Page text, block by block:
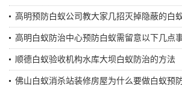
高明预防白蚁公司教大家几招灭掉隐蔽的白
高明白蚁防治中心预防白蚁需留意以下几点
顺德白蚁验收机构水库大坝白蚁防治的方法
佛山白蚁消杀站装修房屋为什么要做白蚁预